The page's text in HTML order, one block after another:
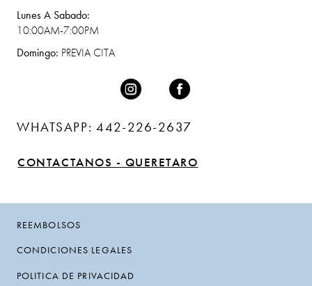
Lunes A Sabado:
10:00AM-7:00PM
Domingo: PREVIA CITA
WHATSAPP: 442-226-2637
CONTACTANOS - QUERETARO
REEMBOLSOS
CONDICIONES LEGALES
POLITICA DE PRIVACIDAD